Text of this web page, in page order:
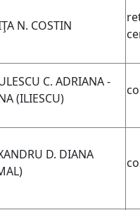
N. COSTIN
C. ADRIANA -
(ILIESCU)
D. DIANA